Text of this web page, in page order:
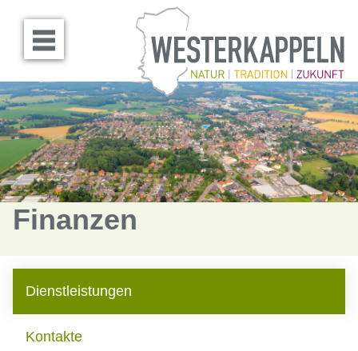
Menü öffnen
Finanzen
Dienstleistungen
Kontakte